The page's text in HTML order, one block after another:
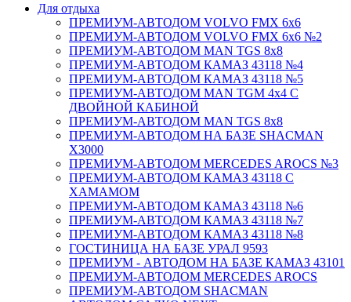
Для отдыха
ПРЕМИУМ-АВТОДОМ VOLVO FMX 6x6
ПРЕМИУМ-АВТОДОМ VOLVO FMX 6x6 №2
ПРЕМИУМ-АВТОДОМ MAN TGS 8х8
ПРЕМИУМ-АВТОДОМ КАМАЗ 43118 №4
ПРЕМИУМ-АВТОДОМ КАМАЗ 43118 №5
ПРЕМИУМ-АВТОДОМ MAN TGM 4х4 С
ДВОЙНОЙ КАБИНОЙ
ПРЕМИУМ-АВТОДОМ MAN TGS 8х8
ПРЕМИУМ-АВТОДОМ НА БАЗЕ SHACMAN
X3000
ПРЕМИУМ-АВТОДОМ MERCEDES AROCS №3
ПРЕМИУМ-АВТОДОМ КАМАЗ 43118 С
ХАМАМОМ
ПРЕМИУМ-АВТОДОМ КАМАЗ 43118 №6
ПРЕМИУМ-АВТОДОМ КАМАЗ 43118 №7
ПРЕМИУМ-АВТОДОМ КАМАЗ 43118 №8
ГОСТИНИЦА НА БАЗЕ УРАЛ 9593
ПРЕМИУМ - АВТОДОМ НА БАЗЕ КАМАЗ 43101
ПРЕМИУМ-АВТОДОМ MERCEDES AROCS
ПРЕМИУМ-АВТОДОМ SHACMAN